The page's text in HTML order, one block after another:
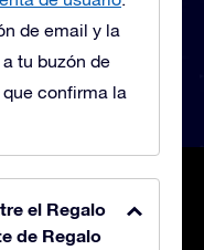
de email y la
tu buzón de
confirma la
el Regalo
de Regalo